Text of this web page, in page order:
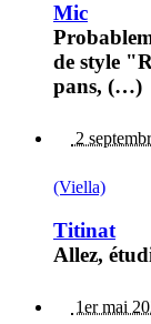
Mic
de style
pans, (…)
2
(Viella)
Titinat
Allez,
1er mai